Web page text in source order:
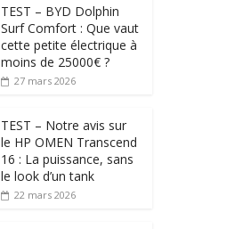
TEST – BYD Dolphin
Surf Comfort : Que vaut
cette petite électrique à
moins de 25000€ ?
27 mars 2026
TEST – Notre avis sur
le HP OMEN Transcend
16 : La puissance, sans
le look d’un tank
22 mars 2026